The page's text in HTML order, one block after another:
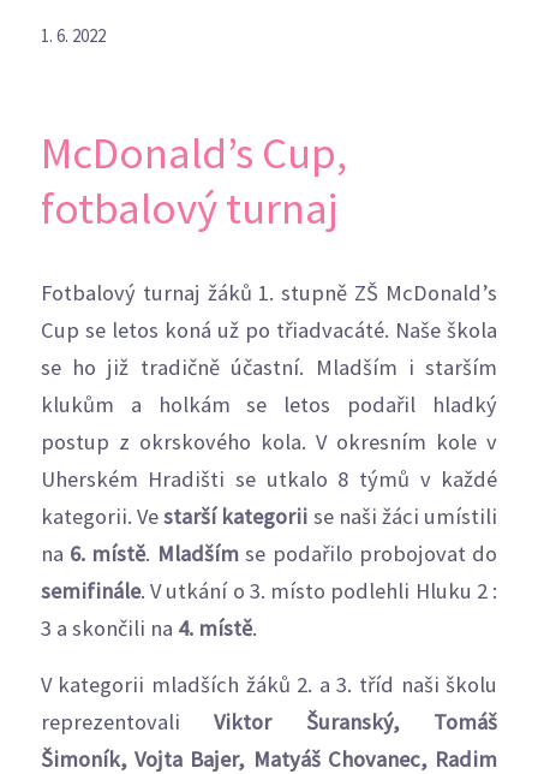
1. 6. 2022
McDonald’s Cup,
fotbalový turnaj
Fotbalový turnaj žáků 1. stupně ZŠ McDonald’s
Cup se letos koná už po třiadvacáté. Naše škola
se ho již tradičně účastní. Mladším i starším
klukům a holkám se letos podařil hladký
postup z okrskového kola. V okresním kole v
Uherském Hradišti se utkalo 8 týmů v každé
kategorii. Vestarší kategorii se naši žáci umístili
na 6. místě. Mladšímse podařilo probojovat do
semifinále. V utkání o 3. místo podlehli Hluku 2 :
3 a skončili na 4. místě.
V kategorii mladších žáků 2. a 3. tříd naši školu
reprezentovali Viktor Šuranský, Tomáš
Šimoník, Vojta Bajer, Matyáš Chovanec, Radim